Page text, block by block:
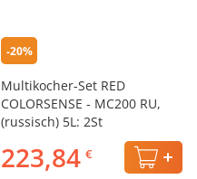
-20%
Multikocher-Set RED
COLORSENSE - MC200 RU,
(russisch) 5L: 2St
223,84 €